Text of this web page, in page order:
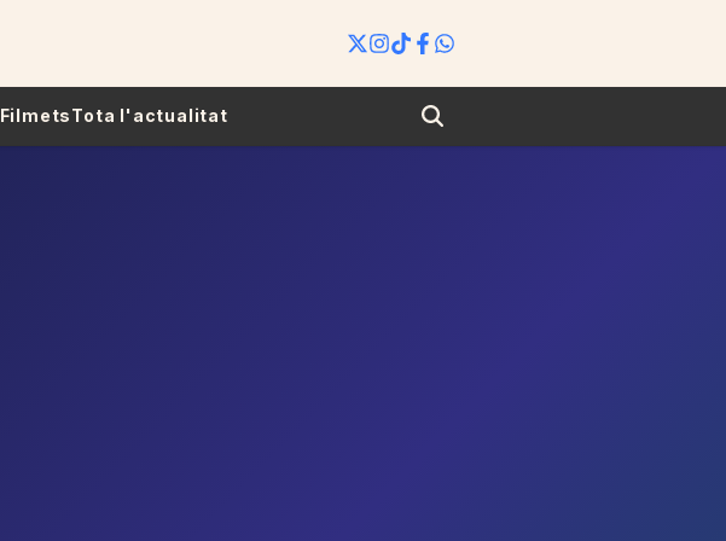
FilmetsTota l'actualitat Search